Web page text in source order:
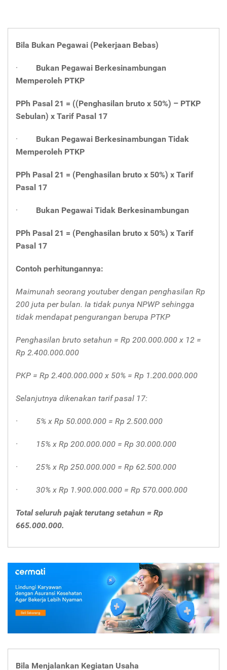
Bila Bukan Pegawai (Pekerjaan Bebas)
· Bukan Pegawai Berkesinambungan
Memperoleh PTKP
PPh Pasal 21 = ((Penghasilan bruto x 50%) – PTKP
Sebulan) x Tarif Pasal 17
· Bukan Pegawai Berkesinambungan Tidak
Memperoleh PTKP
PPh Pasal 21 = (Penghasilan bruto x 50%) x Tarif
Pasal 17
· Bukan Pegawai Tidak Berkesinambungan
PPh Pasal 21 = (Penghasilan bruto x 50%) x Tarif
Pasal 17
Contoh perhitungannya:
Maimunah seorang youtuber dengan penghasilan Rp
200 juta per bulan. Ia tidak punya NPWP sehingga
tidak mendapat pengurangan berupa PTKP
Penghasilan bruto setahun = Rp 200.000.000 x 12 =
Rp 2.400.000.000
PKP = Rp 2.400.000.000 x 50% = Rp 1.200.000.000
Selanjutnya dikenakan tarif pasal 17:
· 5% x Rp 50.000.000 = Rp 2.500.000
· 15% x Rp 200.000.000 = Rp 30.000.000
· 25% x Rp 250.000.000 = Rp 62.500.000
· 30% x Rp 1.900.000.000 = Rp 570.000.000
Total seluruh pajak terutang setahun = Rp
665.000.000.
Bila Menjalankan Kegiatan Usaha